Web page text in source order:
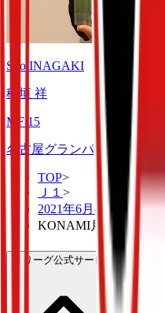
Sho INAGAKI
稲垣 祥
MF 15
名古屋グランパス
TOP>
Ｊ１ >
2021年6月の月間表彰>
KONAMI月間MVP
Ｊリーグ公式サービス